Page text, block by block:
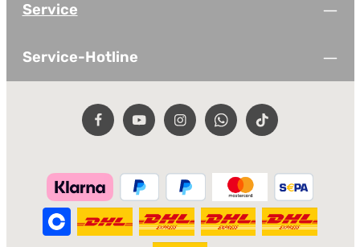
Service
Service-Hotline